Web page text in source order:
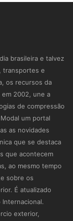
brasileira e talvez
transportes e
os recursos da
2002, une a
de compressão
um portal
as novidades
que se destaca
que acontecem
ao mesmo tempo
sobre os
É atualizado
exterior,